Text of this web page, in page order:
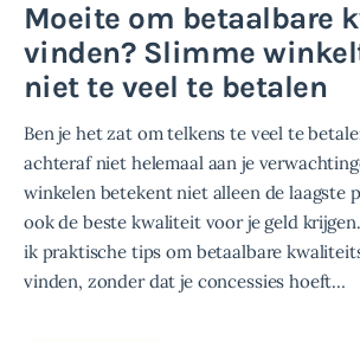
Moeite om betaalbare
vinden? Slimme
niet te veel te betalen
Ben je het zat om telkens te veel te
achteraf niet helemaal aan je
winkelen betekent niet alleen de laagste
ook de beste kwaliteit voor je geld
ik praktische tips om betaalbare
vinden, zonder dat je concessies hoeft…